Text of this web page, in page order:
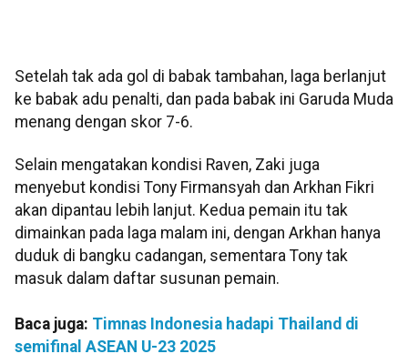
Setelah tak ada gol di babak tambahan, laga berlanjut
ke babak adu penalti, dan pada babak ini Garuda Muda
menang dengan skor 7-6.
Selain mengatakan kondisi Raven, Zaki juga
menyebut kondisi Tony Firmansyah dan Arkhan Fikri
akan dipantau lebih lanjut. Kedua pemain itu tak
dimainkan pada laga malam ini, dengan Arkhan hanya
duduk di bangku cadangan, sementara Tony tak
masuk dalam daftar susunan pemain.
Baca juga: Timnas Indonesia hadapi Thailand di
semifinal ASEAN U-23 2025